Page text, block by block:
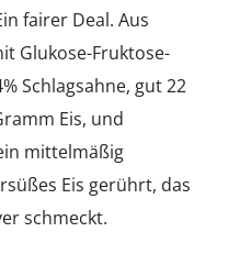
fairer Deal. Aus
Glukose-Fruktose-
Schlagsahne, gut 22
Eis, und
mittelmäßig
Eis gerührt, das
schmeckt.